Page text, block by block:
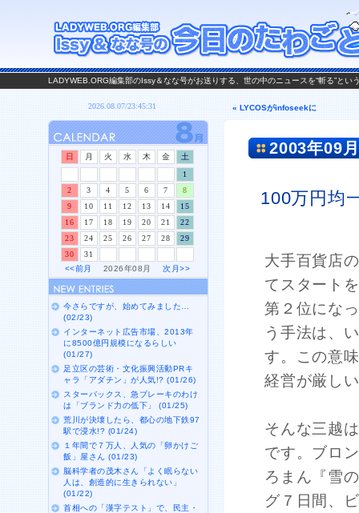
LADYWEB.ORG編集部のIssy＆なな号がお送りする、世の中のニュースを“斬る”と
« LYCOSがinfoseekに
2003年09
100万円均
大手百貨店
てスタート
第２位にな
う手法は、
す。この意
経営が厳し
そんな三越
です。ブロ
ろまん『雪
グ７日間、
日 月 火 水 木 金
土
1
2
3 4 5 6 7
8
9
10 11 12 13 14
15
16
17 18 19 20 21
22
23
24 25 26 27 28
29
30
31
<<前月
2026年08月次月>>
今さらですが、始めてみました…
(02/23)
インターネット広告市場、2013年
に8500億円規模になるらしい
(01/27)
足立区の芸術・文化振興活動PRキ
ャラ「アダチン」が人気!? (01/26)
スターバックス、急ブレーキのわけ
は「ブランド力の低下」 (01/25)
荒川が決壊したら、都心の地下鉄97
駅で浸水!? (01/24)
１年間で７万人、人気の「卵かけご
飯」屋さん (01/23)
脳科学者の茂木さん「よく眠らない
人は、創造的に生きられない」
(01/22)
首相への「漢字テスト」で、民主・